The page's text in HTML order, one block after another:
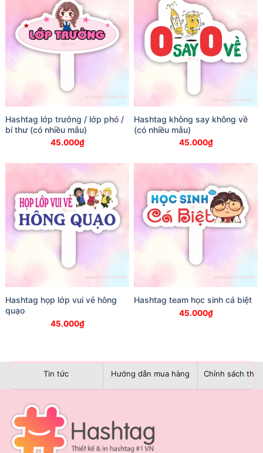
Hashtag lớp trưởng / lớp phó /
bí thư (có nhiều mẫu)
45.000₫
Hashtag không say không về
(có nhiều mẫu)
45.000₫
Hashtag họp lớp vui vẻ hông
quạo
45.000₫
Hashtag team học sinh cá biệt
45.000₫
Tin tức Hướng dẫn mua hàng Chính sách